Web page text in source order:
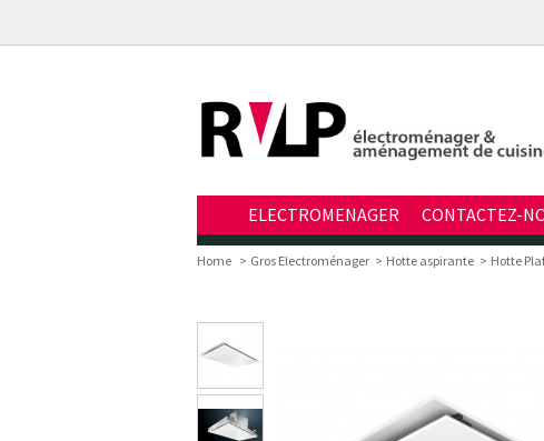
ELECTROMENAGER CONTACTEZ-
Home > Gros Electroménager > Hotte aspirante > Hotte